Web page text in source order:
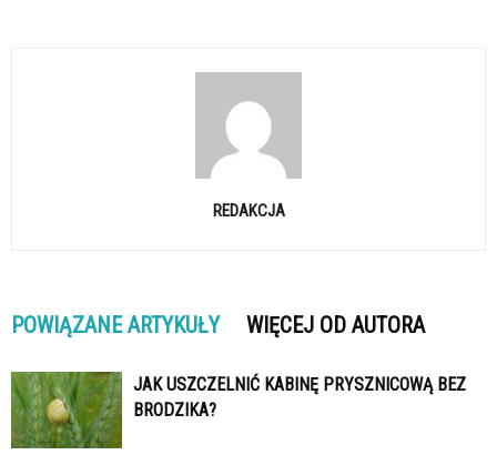
REDAKCJA
POWIĄZANE ARTYKUŁY WIĘCEJ OD AUTORA
JAK USZCZELNIĆ KABINĘ PRYSZNICOWĄ BEZ
BRODZIKA?